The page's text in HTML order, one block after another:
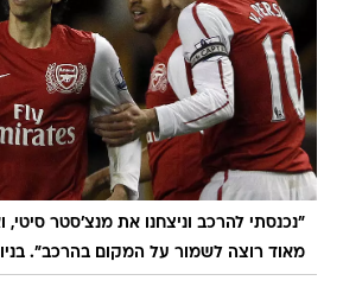
"נכנסתי להרכב וניצחנו את מנצ'סטר סיטי,
מאוד רוצה לשמור על המקום בהרכב". בניון